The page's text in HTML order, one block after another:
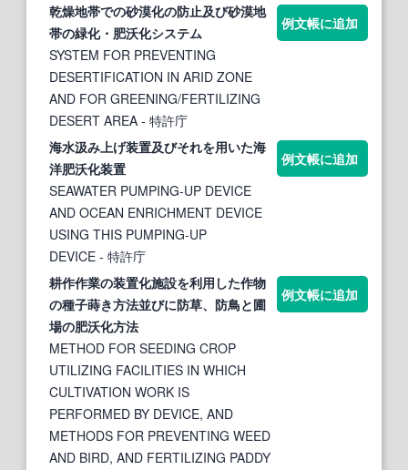
乾燥地帯での砂漠化の防止及び砂漠地
帯の緑化・ 肥沃化システム
SYSTEM FOR PREVENTING
DESERTIFICATION IN ARID ZONE
AND FOR GREENING/FERTILIZING
DESERT AREA - 特許庁
例文帳に追加
海水汲み上げ装置及びそれを用いた海
洋肥沃化装置
SEAWATER PUMPING-UP DEVICE
AND OCEAN ENRICHMENT DEVICE
USING THIS PUMPING-UP
DEVICE - 特許庁
例文帳に追加
耕作作業の装置化施設を利用した作物
の種子蒔き方法並びに防草、防鳥と圃
場の肥沃化方法
METHOD FOR SEEDING CROP
UTILIZING FACILITIES IN WHICH
CULTIVATION WORK IS
PERFORMED BY DEVICE, AND
METHODS FOR PREVENTING WEED
AND BIRD, AND FERTILIZING PADDY
例文帳に追加